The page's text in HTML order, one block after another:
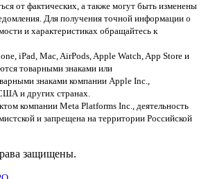
от фактических, а также могут быть изменены
Для получения точной информации о
и характеристиках обращайтесь к
iPad, Mac, AirPods, Apple Watch, App Store и
товарными знаками или
знаками компании Apple Inc.,
и других странах.
компании Meta Platforms Inc., деятельность
и запрещена на территории Российской
защищены.